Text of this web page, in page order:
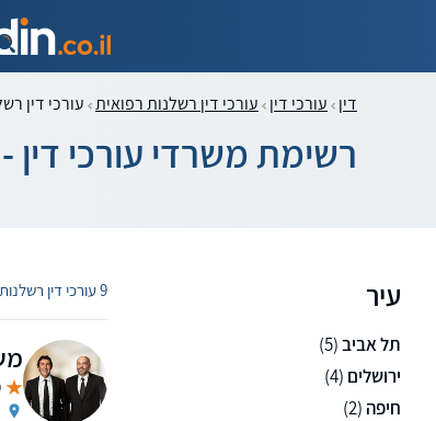
דין עורכי דין עורכי דין רשלנות רפואית עורכי דין
רשימת משרדי עורכי
עיר
תל אביב(5)
ירושלים (4)
חיפה (2)
9 עורכי דין רשלנות רפואית ברפואת משפחה